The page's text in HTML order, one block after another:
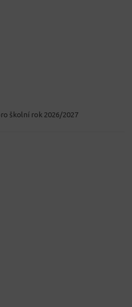
školní rok 2026/2027